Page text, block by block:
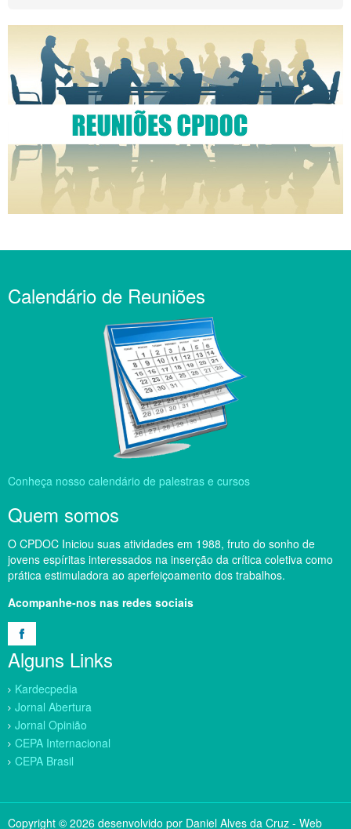
Calendário de Reuniões
Conheça nosso calendário de palestras e cursos
Quem somos
O CPDOC Iniciou suas atividades em 1988, fruto do sonho de
jovens espíritas interessados na inserção da crítica coletiva como
prática estimuladora ao aperfeiçoamento dos trabalhos.
Acompanhe-nos nas redes sociais
Alguns Links
Kardecpedia
Jornal Abertura
Jornal Opinião
CEPA Internacional
CEPA Brasil
Copyright © 2026 desenvolvido por Daniel Alves da Cruz - Web